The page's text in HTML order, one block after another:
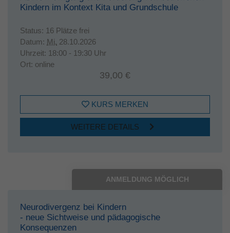
Kindern im Kontext Kita und Grundschule
Status: 16 Plätze frei
Datum: Mi. 28.10.2026
Uhrzeit: 18:00 - 19:30 Uhr
Ort: online
39,00 €
KURS MERKEN
WEITERE DETAILS
ANMELDUNG MÖGLICH
Neurodivergenz bei Kindern
- neue Sichtweise und pädagogische
Konsequenzen